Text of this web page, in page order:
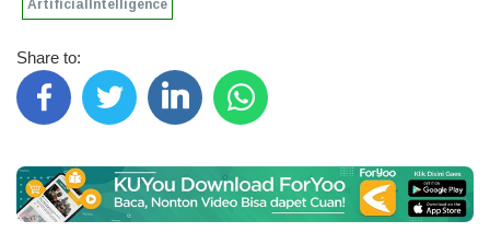
ArtificialIntelligence
Share to: